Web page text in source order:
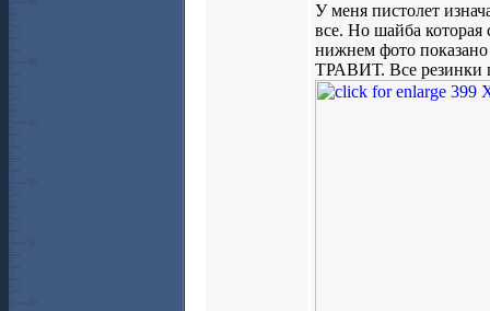
У меня пистолет
все. Но шайба которая
нижнем фото
ТРАВИТ. Все резинки